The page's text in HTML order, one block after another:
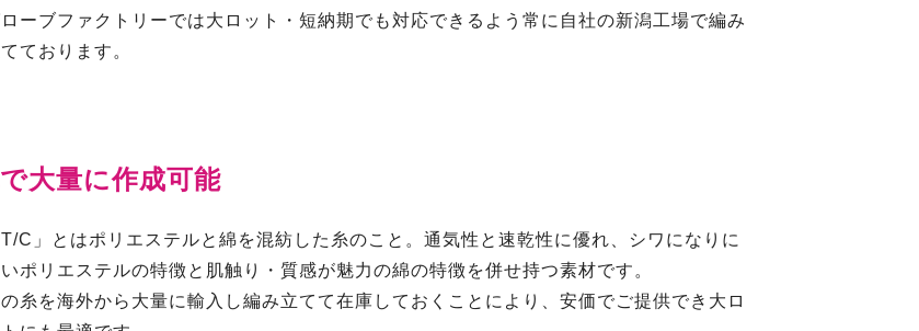
ーブファクトリーでは大ロット・短納期でも対応できるよう常に自社の新潟工場で編み
ております。
大量に作成可能
T/C」とはポリエステルと綿を混紡した糸のこと。通気性と速乾性に優れ、シワになりに
いポリエステルの特徴と肌触り・質感が魅力の綿の特徴を併せ持つ素材です。
の糸を海外から大量に輸入し編み立てて在庫しておくことにより、安価でご提供でき大ロ